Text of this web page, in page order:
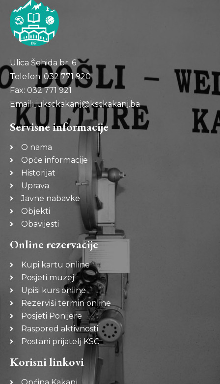
Ulica Šehida br. 6
Telefon: 032 771 920
Fax: 032 771 921
Email: juksckakanj@ksckakanj.ba
Servisne informacije
O nama
Opće informacije
Historijat
Uprava
Javne nabavke
Objekti
Obavijesti
Online rezervacije
Kupi kartu online
Posjeti muzej
Upiši kurs online
Rezerviši termin online
Posjeti Ponijere
Raspored aktivnosti
Postani prijatelj KSC
Korisni linkovi